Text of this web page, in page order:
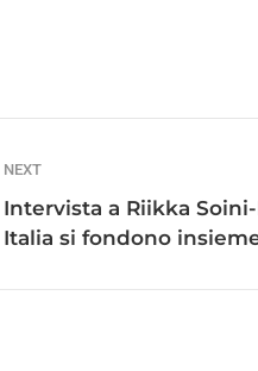
NEXT
Intervista a Riikka
Italia si fondono